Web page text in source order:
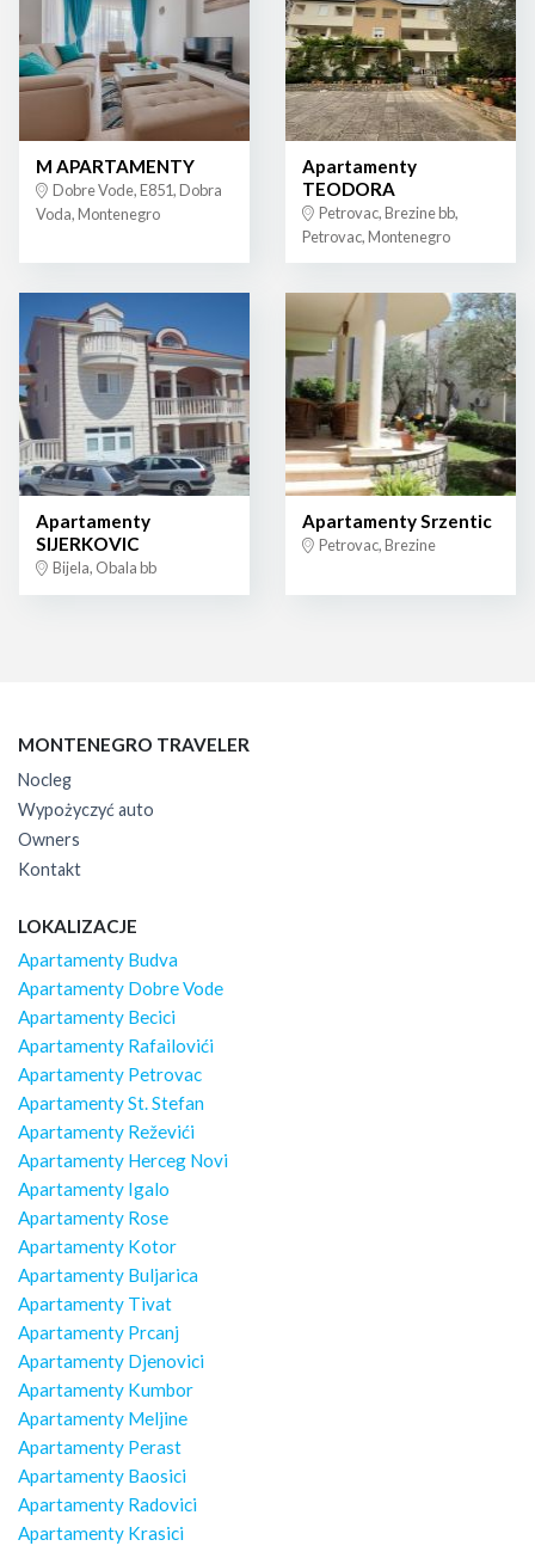
M APARTAMENTY
Dobre Vode, E851, Dobra
Voda, Montenegro
Apartamenty
TEODORA
Petrovac, Brezine bb,
Petrovac, Montenegro
Apartamenty
SIJERKOVIC
Bijela, Obala bb
Apartamenty Srzentic
Petrovac, Brezine
MONTENEGRO TRAVELER
Nocleg
Wypożyczyć auto
Owners
Kontakt
LOKALIZACJE
Apartamenty Budva
Apartamenty Dobre Vode
Apartamenty Becici
Apartamenty Rafailovići
Apartamenty Petrovac
Apartamenty St. Stefan
Apartamenty Reževići
Apartamenty Herceg Novi
Apartamenty Igalo
Apartamenty Rose
Apartamenty Kotor
Apartamenty Buljarica
Apartamenty Tivat
Apartamenty Prcanj
Apartamenty Djenovici
Apartamenty Kumbor
Apartamenty Meljine
Apartamenty Perast
Apartamenty Baosici
Apartamenty Radovici
Apartamenty Krasici